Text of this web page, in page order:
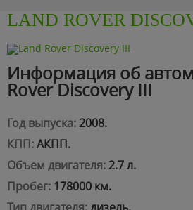
LAND ROVER
Информация об
Rover Discovery III
Год выпуска: 2008.
КПП:АКПП.
Объем двигателя: 2.7 л.
Пробег: 178000 км.